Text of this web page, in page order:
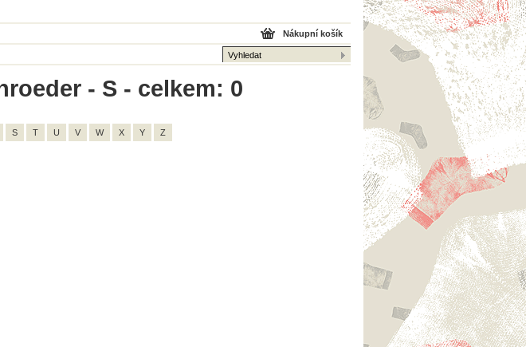
Nákupní košík
- S - celkem: 0
S T U V W X Y Z